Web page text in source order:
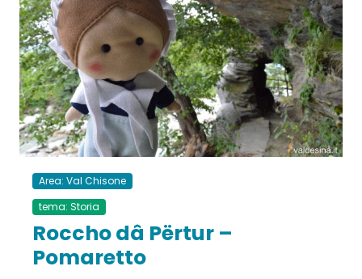
Area: Val Chisone
tema: Storia
Roccho dâ Përtur –
Pomaretto